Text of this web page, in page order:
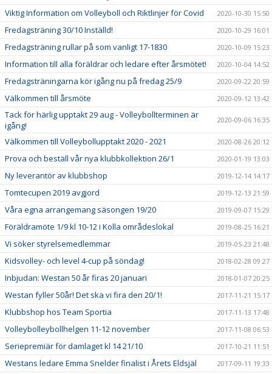
Viktig Information om Volleyboll och Riktlinjer för Covid 2020-10-30 15:50
Fredagsträning 30/10 Inställd! 2020-10-29 16:01
Fredagsträning rullar på som vanligt 17-1830 2020-10-09 15:23
Information till alla föräldrar och ledare efter årsmötet! 2020-10-04 14:52
Fredagsträningarna kör igång nu på fredag 25/9 2020-09-22 20:59
Välkommen till årsmöte 2020-09-12 13:42
Tack för härlig upptakt 29 aug - Volleybollterminen är
igång!
2020-09-06 16:35
Välkommen till Volleybollupptakt 2020 - 2021 2020-08-26 20:12
Prova och beställ vår nya klubbkollektion 26/1 2020-01-19 13:03
Ny leverantör av klubbshop 2019-12-14 14:17
Tomtecupen 2019 avgjord 2019-12-13 21:59
Våra egna arrangemang säsongen 19/20 2019-09-07 15:29
Föräldramöte 1/9 kl 10-12 i Kolla områdeslokal 2019-08-25 16:21
Vi söker styrelsemedlemmar 2019-05-23 21:48
Kidsvolley- och level 4-cup på söndag! 2018-02-28 09:27
Inbjudan: Westan 50 år firas 20 januari 2018-01-07 20:25
Westan fyller 50år! Det ska vi fira den 20/1! 2017-11-21 15:17
Klubbshop hos Team Sportia 2017-11-13 17:48
Volleybolleybollhelgen 11-12 november 2017-11-08 06:53
Seriepremiär för damlaget kl 14 21/10 2017-10-21 11:51
Westans ledare Emma Snelder finalist i Årets Eldsjäl 2017-09-11 19:33